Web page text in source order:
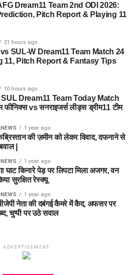
Dream11 Team 2nd ODI 2026:
Pitch Report & Playing 11
21 hours ago
SUL-W Dream11 Team Match 24
11, Pitch Report & Fantasy Tips
10 hours ago
Dream11 Team Today Match
फीनिक्स vs सनराइजर्स लीड्स ड्रीम11 टीम
1 year ago
की ज़मीन को लेकर विवाद, दफनाने से
|
1 year ago
घाट किनारे पेड़ पर लिपटा मिला अजगर, वन
सुरक्षित रेस्क्यू
1 year ago
बीजेपी नेता की दबंगई कैमरे में कैद, अफसर पर
चुप्पी पर उठे सवाल
ADVERTISEMENT